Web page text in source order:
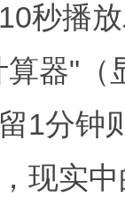
秒播放
器"（
1分钟
现实